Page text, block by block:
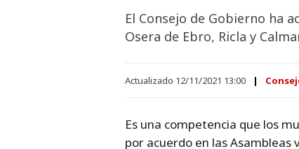
El Consejo de Gobierno ha
Osera de Ebro, Ricla y
Actualizado 12/11/2021 13:00
Es una competencia que los
por acuerdo en las Asambleas